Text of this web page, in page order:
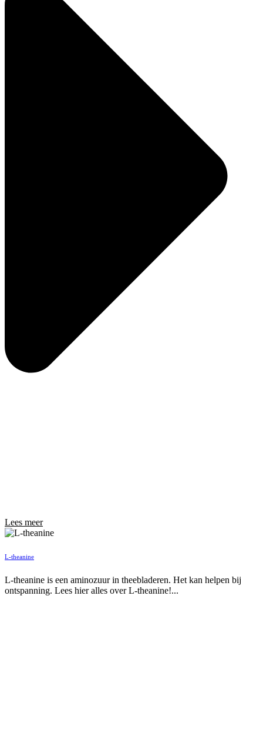
Lees meer
L-theanine
L-theanine is een aminozuur in theebladeren. Het kan helpen bij
ontspanning. Lees hier alles over L-theanine!...